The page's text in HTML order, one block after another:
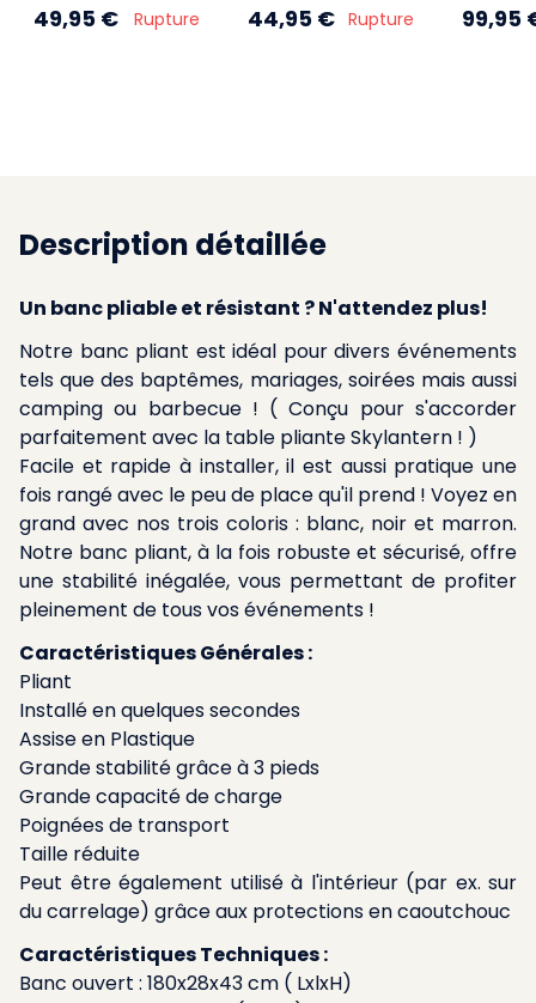
49,95 € Rupture 44,95 € Rupture 99,95
Description détaillée
Un banc pliable et résistant ? N'attendez plus!
Notre banc pliant est idéal pour divers événements
tels que des baptêmes, mariages, soirées mais aussi
camping ou barbecue ! ( Conçu pour s'accorder
parfaitement avec la table pliante Skylantern ! )
Facile et rapide à installer, il est aussi pratique une
fois rangé avec le peu de place qu'il prend ! Voyez en
grand avec nos trois coloris : blanc, noir et marron.
Notre banc pliant, à la fois robuste et sécurisé, offre
une stabilité inégalée, vous permettant de profiter
pleinement de tous vos événements !
Caractéristiques Générales :
Pliant
Installé en quelques secondes
Assise en Plastique
Grande stabilité grâce à 3 pieds
Grande capacité de charge
Poignées de transport
Taille réduite
Peut être également utilisé à l'intérieur (par ex. sur
du carrelage) grâce aux protections en caoutchouc
Caractéristiques Techniques :
Banc ouvert : 180x28x43 cm ( LxlxH)